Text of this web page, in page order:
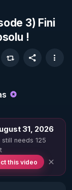
3) Fini
!
31, 2026
still needs 125
this video